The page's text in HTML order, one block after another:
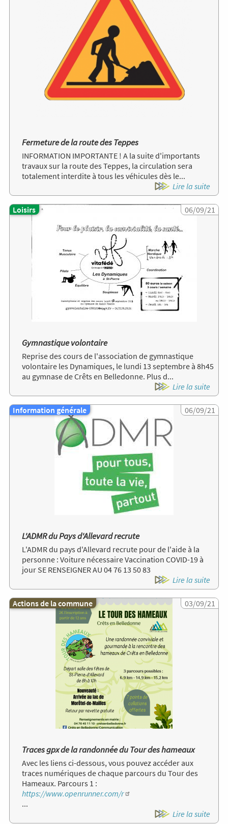
Fermeture de la route des Teppes
INFORMATION IMPORTANTE ! A la suite d'importants
travaux sur la route des Teppes, la circulation sera
totalement interdite à tous les véhicules dès le...
Lire la suite
Loisirs
Gymnastique volontaire
06/09/21
Reprise des cours de l'association de gymnastique
volontaire les Dynamiques, le lundi 13 septembre à 8h45
au gymnase de Crêts en Belledonne. Plus d...
Lire la suite
Information générale
L'ADMR du Pays d'Allevard recrute
06/09/21
L'ADMR du pays d'Allevard recrute pour de l'aide à la
personne : Voiture nécessaire Vaccination COVID-19 à
jour SE RENSEIGNER AU 04 76 13 50 83
Lire la suite
Actions de la commune
Traces gpx de la randonnée du Tour des hameaux
03/09/21
Avec les liens ci-dessous, vous pouvez accéder aux
traces numériques de chaque parcours du Tour des
Hameaux. Parcours 1 :
https://www.openrunner.com/r
...
Lire la suite